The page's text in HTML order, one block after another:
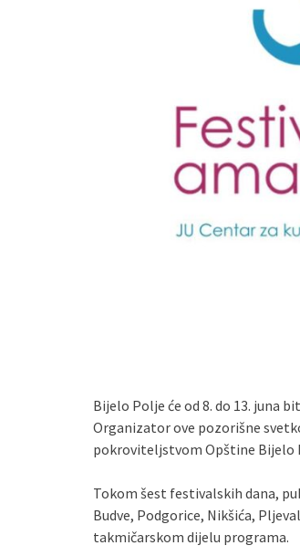
Bijelo Polje će od 8. do 13. juna
Organizator ove pozorišne
pokroviteljstvom Opštine Bijelo
Tokom šest festivalskih dana,
Budve, Podgorice, Nikšića,
takmičarskom dijelu programa.